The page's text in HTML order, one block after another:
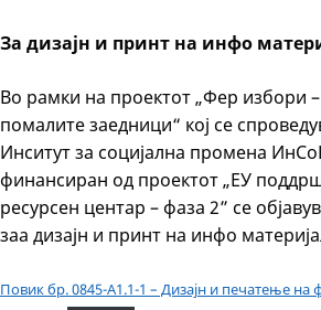
За дизајн и принт на инфо
Во рамки на проектот „Фер избори
помалите заедници“ кој се
Инситут за социјална промена
финансиран од проектот „ЕУ
ресурсен центар – фаза 2” се
заа дизајн и принт на инфо
Повик бр. 0845-А1.1-1 – Дизајн и печатење